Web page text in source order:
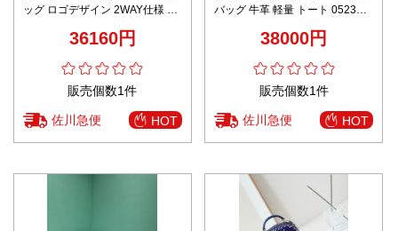
ッグ ロゴデザイン 2WAY仕様 リ
36160円
販売個数1件
佐川急便 HOT
バッグ 牛革 軽量 トート 052301
38000円
販売個数1件
佐川急便 HOT